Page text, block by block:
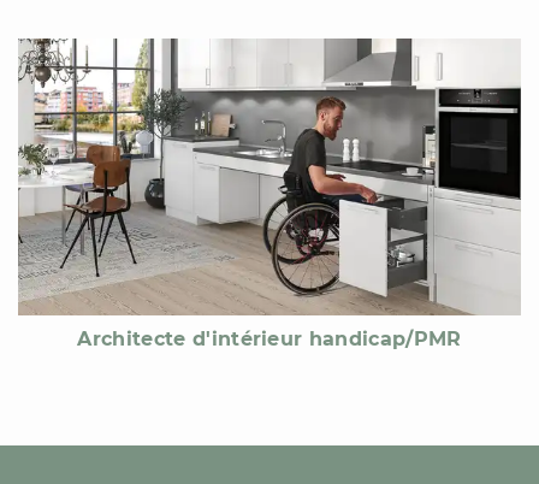
Architecte d'intérieur handicap/PMR